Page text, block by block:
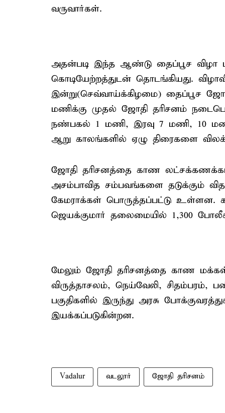
வருவார்கள்.
அதன்படி இந்த ஆண்டு தைப்பூச விழா
கொடியேற்றத்துடன் தொடங்கியது.
இன்று(செவ்வாய்க்கிழமை) தைப்பூச
மணிக்கு முதல் ஜோதி தரிசனம்
நண்பகல் 1 மணி, இரவு 7 மணி, 10
ஆறு காலங்களில் ஏழு திரைகளை
ஜோதி தரிசனத்தை காண
அசம்பாவித சம்பவங்களை தடுக்கும்
கேமராக்கள் பொருத்தப்பட்டு உள்ளன.
ஜெயக்குமார் தலைமையில் 1,300
மேலும் ஜோதி தரிசனத்தை காண
விருத்தாசலம், நெய்வேலி, சிதம்பரம்,
பகுதிகளில் இருந்து அரசு
இயக்கப்படுகின்றன.
Vadalur வடலூர் ஜோதி தரிசனம்